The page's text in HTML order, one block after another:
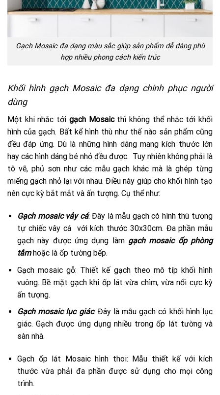
Gạch Mosaic đa dạng màu sắc giúp sản phẩm dễ dàng phù
hợp nhiều phong cách kiến trúc
Khối hình gạch Mosaic đa dạng chinh phục người
dùng
Một khi nhắc tới gạch Mosaic thì không thể nhắc tới khối
hình của gạch. Bất kể hình thù như thế nào sản phẩm cũng
đều đáp ứng. Dù là những hình dáng mang kích thước lớn
hay các hình dáng bé nhỏ đều được. Tuy nhiên không phải là
tô vẽ, phủ sơn như các mẫu gạch khác mà là ghép từng
miếng gạch nhỏ lại với nhau. Điều này giúp cho khối hình tạo
nên cực kỳ bắt mắt và ấn tượng. Cụ thể như:
Gạch mosaic vảy cá: Đây là mẫu gạch có hình thù tương
tự chiếc vây cá với kích thước 30x30cm. Đa phần mẫu
gạch này được ứng dụng làm gạch mosaic ốp phòng
tắmhoặc là ốp tường bếp.
Gạch mosaic gỗ: Thiết kế gạch theo mô típ khối hình
vuông. Bề mặt gạch khi ốp lát vừa chìm, vừa nổi cực kỳ
ấn tượng.
Gạch mosaic lục giác: Đây là mẫu gạch có khối hình lục
giác. Gạch được ứng dụng nhiều trong ốp lát tường và
sàn nhà.
Gạch ốp lát Mosaic hình thoi: Mẫu thiết kế với kích
thước vừa phải đa phần được sử dụng cho mọi công
trình.